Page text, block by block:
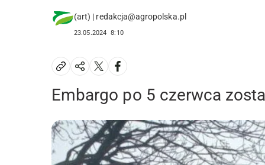
(art) | redakcja@agropolska.pl
23.05.2024 8:10
Embargo po 5 czerwca